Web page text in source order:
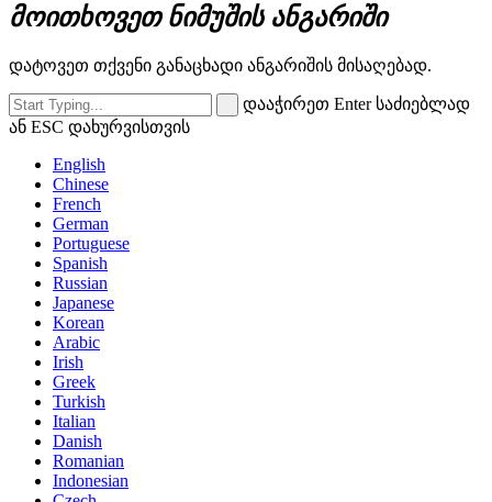
მოითხოვეთ ნიმუშის ანგარიში
დატოვეთ თქვენი განაცხადი ანგარიშის მისაღებად.
დააჭირეთ Enter საძიებლად
ან ESC დახურვისთვის
English
Chinese
French
German
Portuguese
Spanish
Russian
Japanese
Korean
Arabic
Irish
Greek
Turkish
Italian
Danish
Romanian
Indonesian